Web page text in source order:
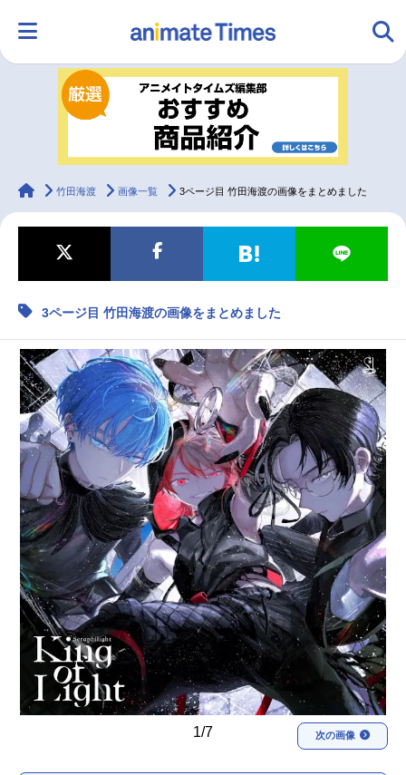
ランキング アニメ
ラジオ みんなの声
マンガ・ラノベ ゲーム・アプリ 音楽 コスプレ
配信・Vtuber トレンド
最新記事一覧
アニメ記事一覧 声優記事一覧
アニメ映画一覧 実写化映画一覧
今期アニメ曜日別一覧
春アニメ 夏アニメ
秋アニメ 冬アニメ
男性声優/女性声優一覧
FOLLOW US
animateTimes
竹田海渡 画像一覧 3ページ目 竹田海渡の画像をまとめました
3ページ目 竹田海渡の画像をまとめました
1/7 次の画像